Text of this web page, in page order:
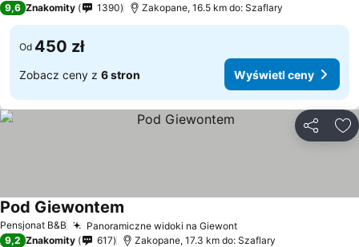
9,6 Znakomity 1390 Zakopane, 16.5 km do: Szaflary
Od 450 zł
Zobacz ceny z 6 stron Wyświetl ceny
Pensjonat B&B Panoramiczne widoki na Giewont
Pod Giewontem
9,2 Znakomity 617 Zakopane, 17.3 km do: Szaflary